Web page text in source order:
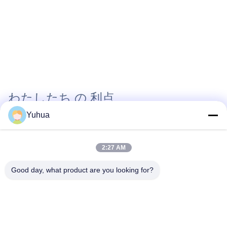
わたしたち の 利点
Yuhua
2:27 AM
Good day, what product are you looking for?